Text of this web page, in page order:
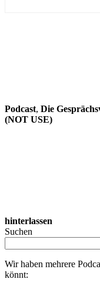
Podcast, Die
(NOT USE)
hinterlassen
Suchen
Wir haben mehrere
könnt: